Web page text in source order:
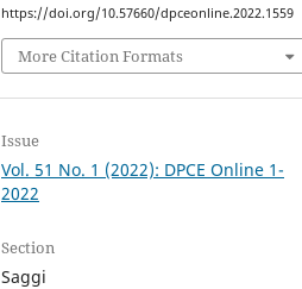
https://doi.org/10.57660/dpceonline.2022.1559
More Citation Formats
Issue
Vol. 51 No. 1 (2022): DPCE Online 1-
2022
Section
Saggi